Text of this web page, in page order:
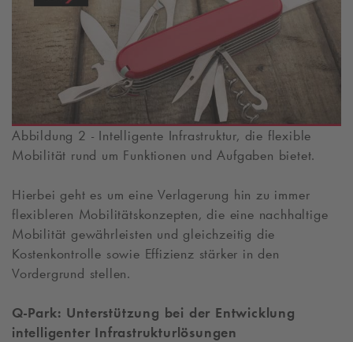
Abbildung 2 - Intelligente Infrastruktur, die flexible
Mobilität rund um Funktionen und Aufgaben bietet.
Hierbei geht es um eine Verlagerung hin zu immer
flexibleren Mobilitätskonzepten, die eine nachhaltige
Mobilität gewährleisten und gleichzeitig die
Kostenkontrolle sowie Effizienz stärker in den
Vordergrund stellen.
Q-Park: Unterstützung bei der Entwicklung
intelligenter Infrastrukturlösungen